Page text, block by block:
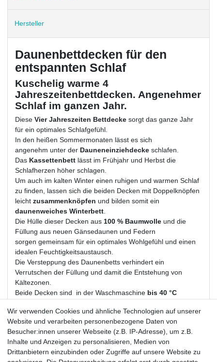
Hersteller
Daunenbettdecken für den
entspannten Schlaf
Kuschelig warme 4
Jahreszeitenbettdecken. Angenehmer
Schlaf im ganzen Jahr.
Diese Vier Jahreszeiten Bettdecke sorgt das ganze Jahr
für ein optimales Schlafgefühl.
In den heißen Sommermonaten lässt es sich
angenehm unter der Dauneneinziehdecke schlafen.
Das Kassettenbett lässt im Frühjahr und Herbst die
Schlafherzen höher schlagen.
Um auch im kalten Winter einen ruhigen und warmen Schlaf
zu finden, lassen sich die beiden Decken mit Doppelknöpfen
leicht zusammenknöpfen und bilden somit ein
daunenweiches Winterbett.
Die Hülle dieser Decken aus 100 % Baumwolle und die
Füllung aus neuen Gänsedaunen und Federn
sorgen gemeinsam für ein optimales Wohlgefühl und einen
idealen Feuchtigkeitsaustausch.
Die Versteppung des Daunenbetts verhindert ein
Verrutschen der Füllung und damit die Entstehung von
Kältezonen.
Beide Decken sind in der Waschmaschine bis 40 °C
bestens geeignet sind.
Material:Einschütte 100 % Baumwolle
Füllung:Klasse 1 aus Deutschland, 90 % neue,
halbweiße Gänsedaunen, 10 % neue Federn - KEIN
Wir verwenden Cookies und ähnliche Technologien auf unserer
Website und verarbeiten personenbezogene Daten von
Besucher:innen unserer Webseite (z.B. IP-Adresse), um z.B.
Inhalte und Anzeigen zu personalisieren, Medien von
Drittanbietern einzubinden oder Zugriffe auf unsere Website zu